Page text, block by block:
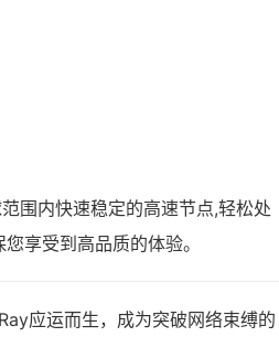
围内快速稳定的高速节点,轻松处
享受到高品质的体验。
应运而生，成为突破网络束缚的